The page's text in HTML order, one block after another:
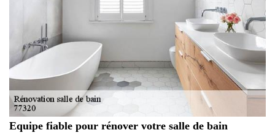
Equipe fiable pour rénover votre salle de bain